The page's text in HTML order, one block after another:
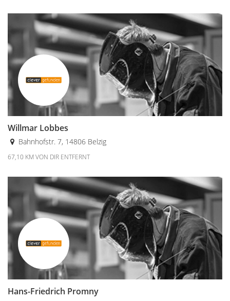
Willmar Lobbes
Bahnhofstr. 7, 14806 Belzig
67,10 KM VON DIR ENTFERNT
Hans-Friedrich Promny